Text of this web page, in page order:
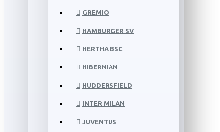
GREMIO
HAMBURGER SV
HERTHA BSC
HIBERNIAN
HUDDERSFIELD
INTER MILAN
JUVENTUS